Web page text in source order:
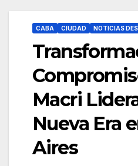
CABA CIUDAD NOTICIAS
Macri
Nueva Era
Aires